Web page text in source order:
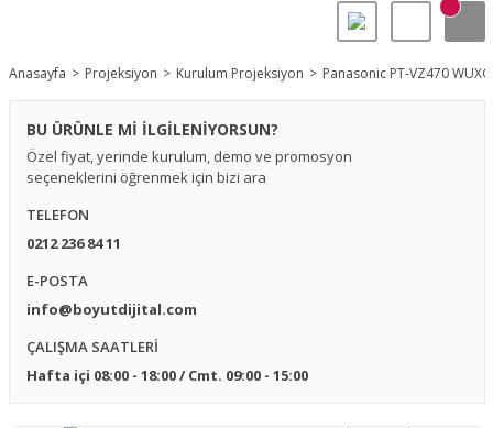
Anasayfa Projeksiyon Kurulum Projeksiyon Panasonic PT-VZ470
BU ÜRÜNLE Mİ İLGİLENİYORSUN?
Özel fiyat, yerinde kurulum, demo ve promosyon
seçeneklerini öğrenmek için bizi ara
TELEFON
0212 236 84 11
E-POSTA
info@boyutdijital.com
ÇALIŞMA SAATLERİ
Hafta içi 08:00 - 18:00 / Cmt. 09:00 - 15:00